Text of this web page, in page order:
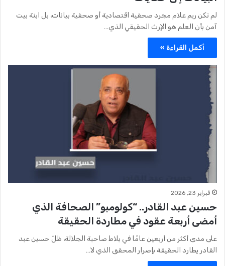
لم تكن ريم علام مجرد صحفية اقتصادية أو صحفية بيانات، بل ابنة بيت
آمن بأن العلم هو الإرث الحقيقي الذي…
أكمل القراءة »
فبراير 23, 2026
حسين عبد القادر.. “كولومبو” الصحافة الذي
أمضى أربعة عقود في مطاردة الحقيقة
على مدى أكثر من أربعين عامًا في بلاط صاحبة الجلالة، ظلّ حسين عبد
القادر يطارد الحقيقة بإصرار المحقق الذي لا…